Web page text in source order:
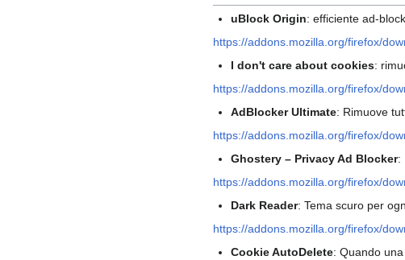
uBlock Origin: efficiente ad-
https://addons.mozilla.org/firefox/
I don't care about cookies:
https://addons.mozilla.org/firefox/
AdBlocker Ultimate: Rimuove
https://addons.mozilla.org/firefox/
Ghostery – Privacy Ad Blocker:
https://addons.mozilla.org/firefox/
Dark Reader: Tema scuro per
https://addons.mozilla.org/firefox/
Cookie AutoDelete: Quando